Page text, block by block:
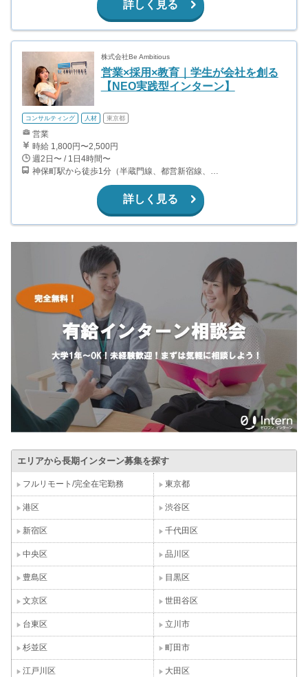
詳しく見る
株式会社Be Ambitious
営業×採用×教育｜学生が会社を創る
【NEO実践型インターン】
コンサルティング 人材 東京都
営業
時給 1,800円〜2,500円
週2日〜 / 1日4時間〜
詳しく見る
エリアから長期インターン募集を探す
フルリモート/完全在宅勤務 東京都
港区 渋谷区
新宿区 千代田区
中央区 品川区
豊島区 目黒区
文京区 世田谷区
台東区 立川市
杉並区 町田市
江戸川区 大田区